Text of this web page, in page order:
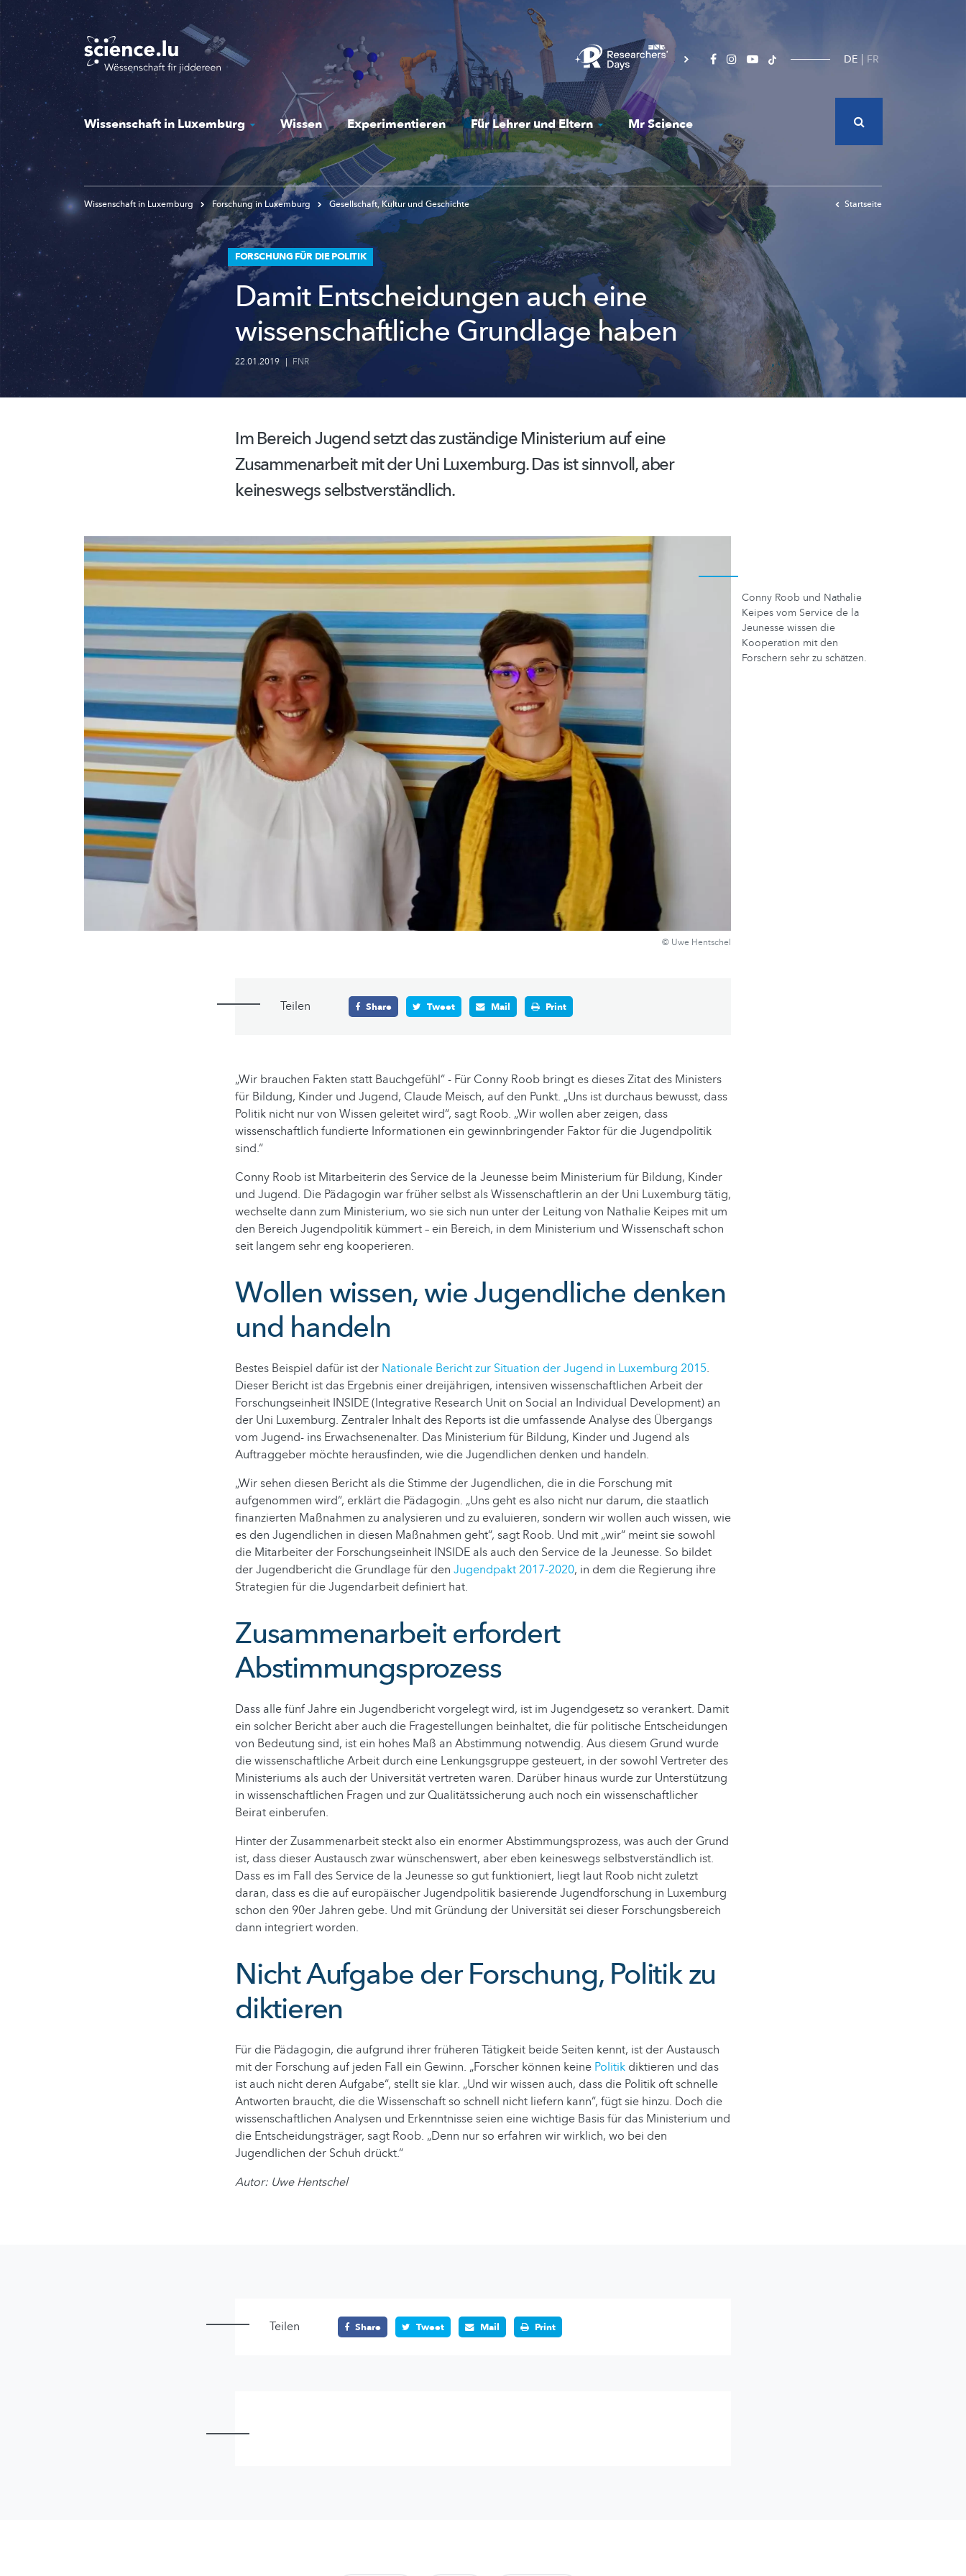
Skip
to
main
content
DE FR
Wissenschaft in Luxemburg Wissen Experimentieren Für Lehrer und Eltern Mr Science
Wissenschaft in Luxemburg Forschung in Luxemburg Gesellschaft, Kultur und Geschichte Startseite
FORSCHUNG FÜR DIE POLITIK
Damit Entscheidungen auch eine
wissenschaftliche Grundlage haben
22.01.2019 | FNR
Im Bereich Jugend setzt das zuständige Ministerium auf eine
Zusammenarbeitmit der Uni Luxemburg. Das ist sinnvoll, aber
keineswegsselbstverständlich.
© Uwe Hentschel
Conny Roob und Nathalie
Keipes vom Service de la
Jeunesse wissen die
Kooperation mit den
Forschern sehr zu schätzen.
Teilen Share Tweet Mail Print
„Wir brauchen Fakten statt Bauchgefühl“ - Für Conny Roob bringt es dieses Zitat des Ministers
für Bildung, Kinder und Jugend, Claude Meisch, auf den Punkt. „Uns ist durchaus bewusst, dass
Politik nicht nur von Wissen geleitet wird“, sagt Roob. „Wir wollen aber zeigen, dass
wissenschaftlich fundierte Informationen ein gewinnbringender Faktor für die Jugendpolitik
sind.“
Conny Roob ist Mitarbeiterin des Service de la Jeunesse beim Ministerium für Bildung, Kinder
und Jugend. Die Pädagogin war früher selbst als Wissenschaftlerin an der Uni Luxemburg tätig,
wechselte dann zum Ministerium, wo sie sich nun unter der Leitung von Nathalie Keipes mit um
den Bereich Jugendpolitik kümmert – ein Bereich, in dem Ministerium und Wissenschaft schon
seit langem sehr eng kooperieren.
Wollen wissen, wie Jugendliche denken
und handeln
Bestes Beispiel dafür ist der Nationale Bericht zur Situation der Jugend in Luxemburg 2015.
Dieser Bericht ist das Ergebnis einer dreijährigen, intensiven wissenschaftlichen Arbeit der
Forschungseinheit INSIDE (Integrative Research Unit on Social an Individual Development) an
der Uni Luxemburg. Zentraler Inhalt des Reports ist die umfassende Analyse des Übergangs
vom Jugend- ins Erwachsenenalter. Das Ministerium für Bildung, Kinder und Jugend als
Auftraggeber möchte herausfinden, wie die Jugendlichen denken und handeln.
„Wir sehen diesen Bericht als die Stimme der Jugendlichen, die in die Forschung mit
aufgenommen wird“, erklärt die Pädagogin. „Uns geht es also nicht nur darum, die staatlich
finanzierten Maßnahmen zu analysieren und zu evaluieren, sondern wir wollen auch wissen, wie
es den Jugendlichen in diesen Maßnahmen geht“, sagt Roob. Und mit „wir“ meint sie sowohl
die Mitarbeiter der Forschungseinheit INSIDE als auch den Service de la Jeunesse. So bildet
der Jugendbericht die Grundlage für den Jugendpakt 2017-2020, in dem die Regierung ihre
Strategien für die Jugendarbeit definiert hat.
Zusammenarbeit erfordert
Abstimmungsprozess
Dass alle fünf Jahre ein Jugendbericht vorgelegt wird, ist im Jugendgesetz so verankert. Damit
ein solcher Bericht aber auch die Fragestellungen beinhaltet, die für politische Entscheidungen
von Bedeutung sind, ist ein hohes Maß an Abstimmung notwendig. Aus diesem Grund wurde
die wissenschaftliche Arbeit durch eine Lenkungsgruppe gesteuert, in der sowohl Vertreter des
Ministeriums als auch der Universität vertreten waren. Darüber hinaus wurde zur Unterstützung
in wissenschaftlichen Fragen und zur Qualitätssicherung auch noch ein wissenschaftlicher
Beirat einberufen.
Hinter der Zusammenarbeit steckt also ein enormer Abstimmungsprozess, was auch der Grund
ist, dass dieser Austausch zwar wünschenswert, aber eben keineswegs selbstverständlich ist.
Dass es im Fall des Service de la Jeunesse so gut funktioniert, liegt laut Roob nicht zuletzt
daran, dass es die auf europäischer Jugendpolitik basierende Jugendforschung in Luxemburg
schon den 90er Jahren gebe. Und mit Gründung der Universität sei dieser Forschungsbereich
dann integriert worden.
Nicht Aufgabe der Forschung, Politik zu
diktieren
Für die Pädagogin, die aufgrund ihrer früheren Tätigkeit beide Seiten kennt, ist der Austausch
mit der Forschung auf jeden Fall ein Gewinn. „Forscher können keine Politik diktieren und das
ist auch nicht deren Aufgabe“, stellt sie klar. „Und wir wissen auch, dass die Politik oft schnelle
Antworten braucht, die die Wissenschaft so schnell nicht liefern kann“, fügt sie hinzu. Doch die
wissenschaftlichen Analysen und Erkenntnisse seien eine wichtige Basis für das Ministerium und
die Entscheidungsträger, sagt Roob. „Denn nur so erfahren wir wirklich, wo bei den
Jugendlichen der Schuh drückt.“
Autor: Uwe Hentschel
Teilen Share Tweet Mail Print